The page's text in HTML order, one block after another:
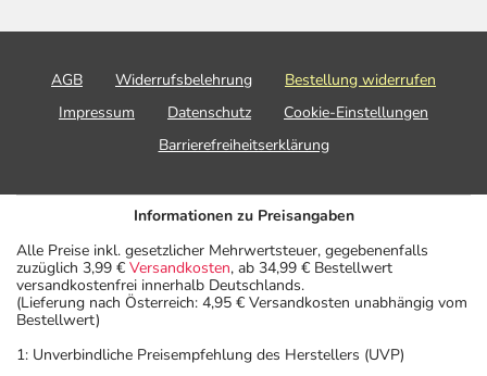
AGB Widerrufsbelehrung
Bestellung widerrufen
Impressum
Datenschutz
Cookie-Einstellungen
Barrierefreiheitserklärung
Informationen zu Preisangaben
Alle Preise inkl. gesetzlicher Mehrwertsteuer, gegebenenfalls
zuzüglich 3,99 € Versandkosten, ab 34,99 € Bestellwert
versandkostenfrei innerhalb Deutschlands.
(Lieferung nach Österreich: 4,95 € Versandkosten unabhängig vom
Bestellwert)
1: Unverbindliche Preisempfehlung des Herstellers (UVP)